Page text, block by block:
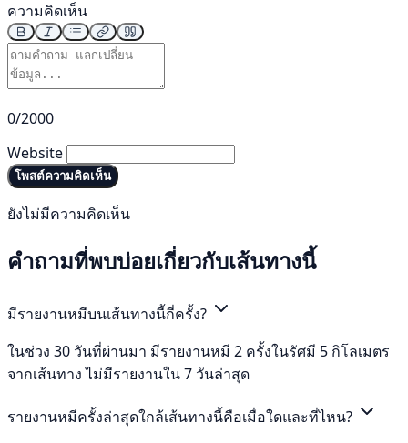
ความคิดเห็น
0/2000
Website
โพสต์ความคิดเห็น
ยังไม่มีความคิดเห็น
คำถามที่พบบ่อยเกี่ยวกับเส้นทางนี้
มีรายงานหมีบนเส้นทางนี้กี่ครั้ง?
ในช่วง 30 วันที่ผ่านมา มีรายงานหมี 2 ครั้งในรัศมี 5 กิโลเมตร
จากเส้นทาง ไม่มีรายงานใน 7 วันล่าสุด
รายงานหมีครั้งล่าสุดใกล้เส้นทางนี้คือเมื่อใดและที่ไหน?